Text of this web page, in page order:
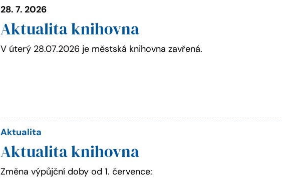
28. 7. 2026
Aktualita knihovna
V úterý 28.07.2026 je městská knihovna zavřená.
Aktualita
Aktualita knihovna
Změna výpůjční doby od 1. července: